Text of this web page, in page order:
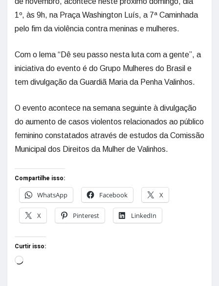
1º, às 9h, na Praça Washington Luís, a 7ª Caminhada
pelo fim da violência contra meninas e mulheres.
Com o lema “Dê seu passo nesta luta com a gente”, a
iniciativa do evento é do Grupo Mulheres do Brasil e
tem divulgação da Guardiã Maria da Penha Valinhos.
O evento acontece na semana seguinte à divulgação
do aumento de casos violentos relacionados ao público
feminino constatados através de estudos da Comissão
Municipal dos Direitos da Mulher de Valinhos.
Compartilhe isso:
WhatsApp
Facebook X
X Pinterest LinkedIn
Curtir isso: